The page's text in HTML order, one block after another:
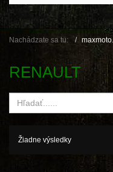
Nachádzate sa tu:
RENAULT
Žiadne výsledky